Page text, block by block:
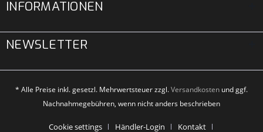
INFORMATIONEN
NEWSLETTER
* Alle Preise inkl. gesetzl. Mehrwertsteuer zzgl.Versandkosten und ggf.
Nachnahmegebühren, wenn nicht anders beschrieben
Cookie settings Händler-Login Kontakt